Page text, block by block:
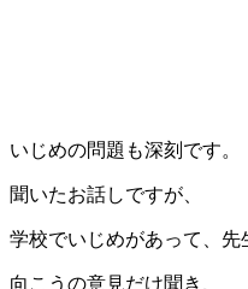
いじめの問題も深刻です。
聞いたお話しですが、
学校でいじめがあって、先
向こうの意見だけ聞き、